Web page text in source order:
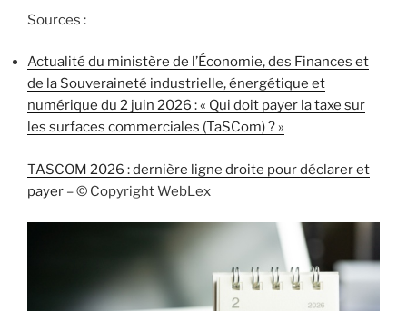
Sources :
Actualité du ministère de l’Économie, des Finances et
de la Souveraineté industrielle, énergétique et
numérique du 2 juin 2026 : « Qui doit payer la taxe sur
les surfaces commerciales (TaSCom) ? »
TASCOM 2026 : dernière ligne droite pour déclarer et
payer – © Copyright WebLex